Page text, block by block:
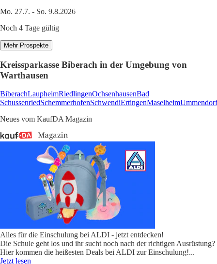
Mo. 27.7. - So. 9.8.2026
Noch 4 Tage gültig
Mehr Prospekte
Kreissparkasse Biberach in der Umgebung von
Warthausen
BiberachLaupheimRiedlingenOchsenhausenBad
SchussenriedSchemmerhofenSchwendiErtingenMaselheimUmmendorf
Neues vom KaufDA Magazin
Alles für die Einschulung bei ALDI - jetzt entdecken!
Die Schule geht los und ihr sucht noch nach der richtigen Ausrüstung?
Hier kommen die heißesten Deals bei ALDI zur Einschulung!...
Jetzt lesen